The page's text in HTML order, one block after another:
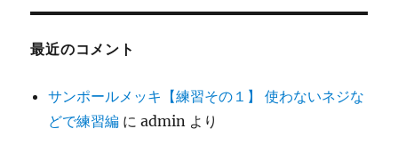
最近のコメント
サンポールメッキ【練習その１】 使わないネジな
どで練習編 にadmin より